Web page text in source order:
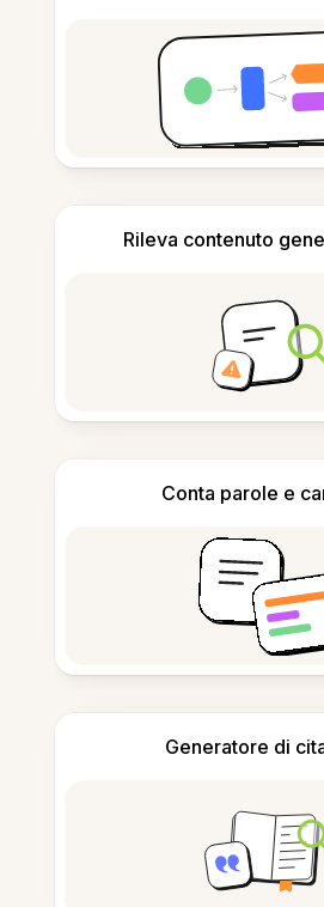
Rileva contenuto
Conta parole e
Generatore di